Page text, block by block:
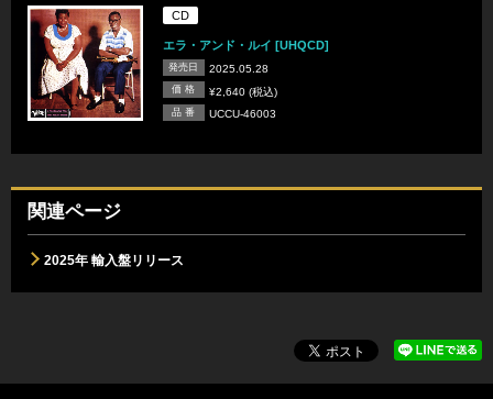
CD
エラ・アンド・ルイ [UHQCD]
発売日 2025.05.28
価 格 ¥2,640 (税込)
品 番 UCCU-46003
関連ページ
2025年 輸入盤リリース